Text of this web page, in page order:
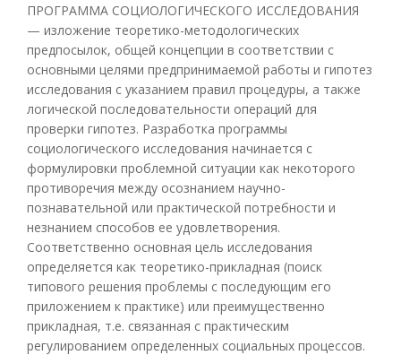
ПРОГРАММА СОЦИОЛОГИЧЕСКОГО ИССЛЕДОВАНИЯ
— изложение теоретико-методологических
предпосылок, общей концепции в соответствии с
основными целями предпринимаемой работы и гипотез
исследования с указанием правил процедуры, а также
логической последовательности операций для
проверки гипотез. Разработка программы
социологического исследования начинается с
формулировки проблемной ситуации как некоторого
противоречия между осознанием научно-
познавательной или практической потребности и
незнанием способов ее удовлетворения.
Соответственно основная цель исследования
определяется как теоретико-прикладная (поиск
типового решения проблемы с последующим его
приложением к практике) или преимущественно
прикладная, т.е. связанная с практическим
регулированием определенных социальных процессов.